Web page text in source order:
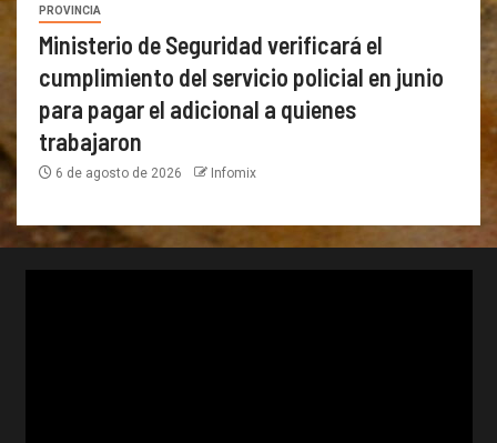
PROVINCIA
Ministerio de Seguridad verificará el
cumplimiento del servicio policial en junio
para pagar el adicional a quienes
trabajaron
6 de agosto de 2026 Infomix